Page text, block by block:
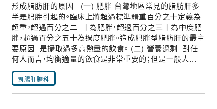
形成脂肪肝的原因 (一) 肥胖 台灣地區常見的脂肪肝多
半是肥胖引起的。臨床上將超過標準體重百分之十定義為
超重，超過百分之二 十為肥胖，超過百分之三十為中度肥
胖，超過百分之五十為過度肥胖。造成肥胖型脂肪肝的最主
要原因 是攝取過多高熱量的飲食。 (二) 營養過剩 對任
何人而言，均衡適量的飲食是非常重要的；但是一般人...
胃腸肝膽科